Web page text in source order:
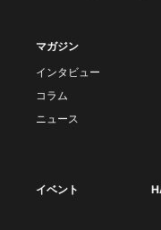
マガジン
インタビュー
コラム
ニュース
イベント